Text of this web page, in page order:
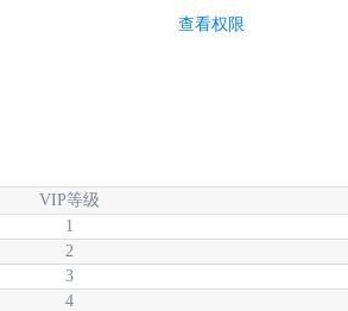
查看权限
VIP等级
1
2
3
4